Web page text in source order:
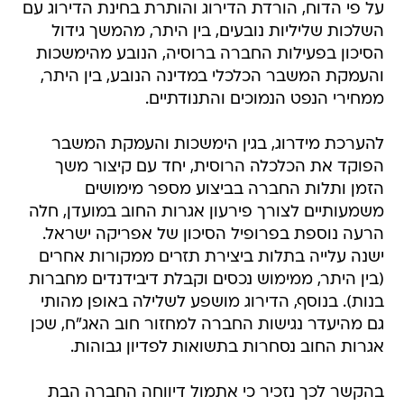
על פי הדוח, הורדת הדירוג והותרת בחינת הדירוג עם
השלכות שליליות נובעים, בין היתר, מהמשך גידול
הסיכון בפעילות החברה ברוסיה, הנובע מהימשכות
והעמקת המשבר הכלכלי במדינה הנובע, בין היתר,
ממחירי הנפט הנמוכים והתנודתיים.
להערכת מידרוג, בגין הימשכות והעמקת המשבר
הפוקד את הכלכלה הרוסית, יחד עם קיצור משך
הזמן ותלות החברה בביצוע מספר מימושים
משמעותיים לצורך פירעון אגרות החוב במועדן, חלה
הרעה נוספת בפרופיל הסיכון של אפריקה ישראל.
ישנה עלייה בתלות ביצירת תזרים ממקורות אחרים
(בין היתר, ממימוש נכסים וקבלת דיבידנדים מחברות
בנות). בנוסף, הדירוג מושפע לשלילה באופן מהותי
גם מהיעדר נגישות החברה למחזור חוב האג"ח, שכן
אגרות החוב נסחרות בתשואות לפדיון גבוהות.
בהקשר לכך נזכיר כי אתמול דיווחה החברה הבת